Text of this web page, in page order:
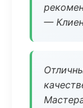
—